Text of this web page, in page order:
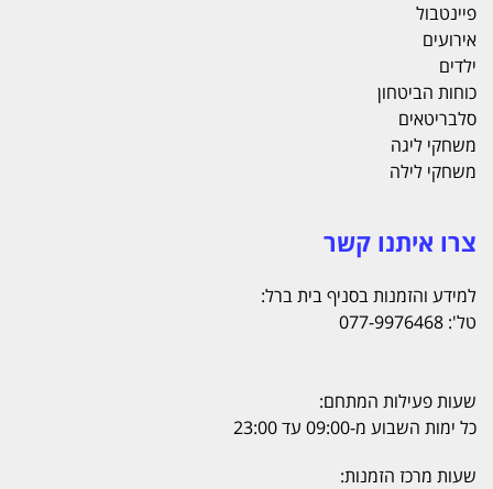
פיינטבול
אירועים
ילדים
כוחות הביטחון
סלבריטאים
משחקי ליגה
משחקי לילה
צרו איתנו קשר
למידע והזמנות בסניף בית ברל:
טל': 077-9976468
שעות פעילות המתחם:
כל ימות השבוע מ-09:00 עד 23:00
שעות מרכז הזמנות: